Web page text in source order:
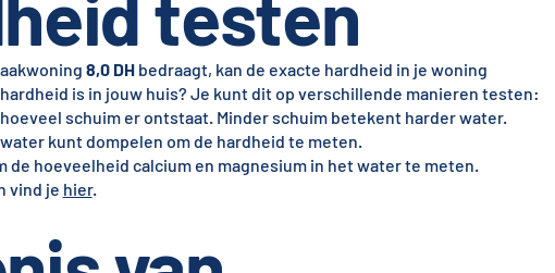
8,0 DHbedraagt, kan de exacte hardheid in je woning
is in jouw huis? Je kunt dit op verschillende manieren testen:
schuim er ontstaat. Minder schuim betekent harder water.
kunt dompelen om de hardheid te meten.
de hoeveelheid calcium en magnesium in het water te meten.
vind je hier.